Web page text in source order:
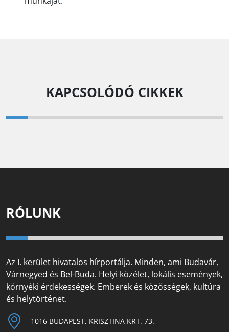
KAPCSOLÓDÓ CIKKEK
RÓLUNK
Az I. kerület hivatalos hírportálja. Minden, ami Budavár,
Várnegyed és Bel-Buda. Helyi közélet, lokális események,
környéki érdekességek. Emberek és közösségek, kultúra
és helytörténet.
1016 BUDAPEST, KRISZTINA KRT. 73.